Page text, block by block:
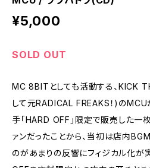
¥5,000
SOLD OUT
MC 8BITとしても活動する、KICK
して元RADICAL FREAKS！)のMCU
手「HARD OFF」限定で販売した一
ァンだったことから、当初は店内
のがあまりの反響にフィジカル化が